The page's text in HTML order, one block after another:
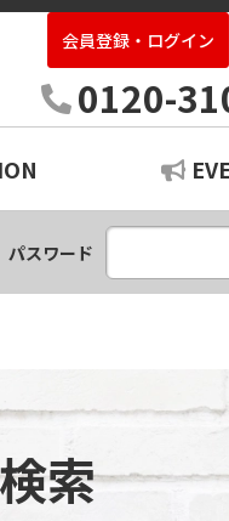
会員登録・ログイン
0120-
パスワード
索